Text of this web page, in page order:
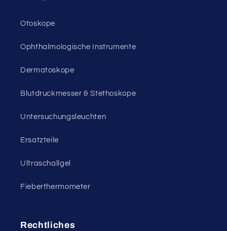
Otoskope
Ophthalmologische Instrumente
Dermatoskope
Blutdruckmesser & Stethoskope
Untersuchungsleuchten
Ersatzteile
Ultraschallgel
Fieberthermometer
Rechtliches